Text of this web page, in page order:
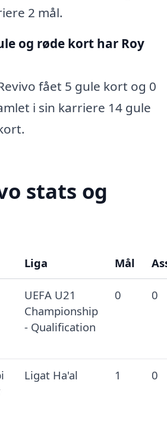
2 mål.
og røde kort har Roy
fået 5 gule kort og 0
i sin karriere 14 gule
stats og
Liga Mål
UEFA U21
Championship
- Qualification
0 0
Ligat Ha'al 1 0